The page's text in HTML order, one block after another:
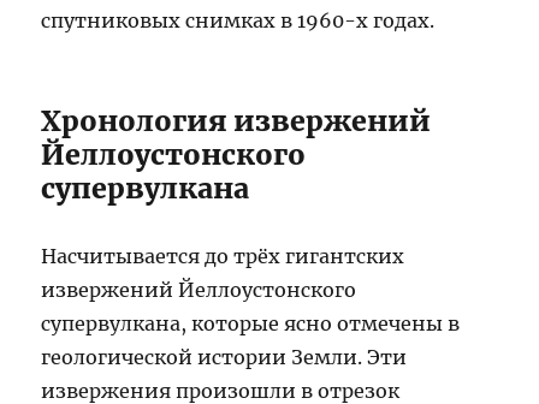
спутниковых снимках в 1960-х годах.
Хронология извержений
Йеллоустонского
супервулкана
Насчитывается до трёх гигантских
извержений Йеллоустонского
супервулкана, которые ясно отмечены в
геологической истории Земли. Эти
извержения произошли в отрезок